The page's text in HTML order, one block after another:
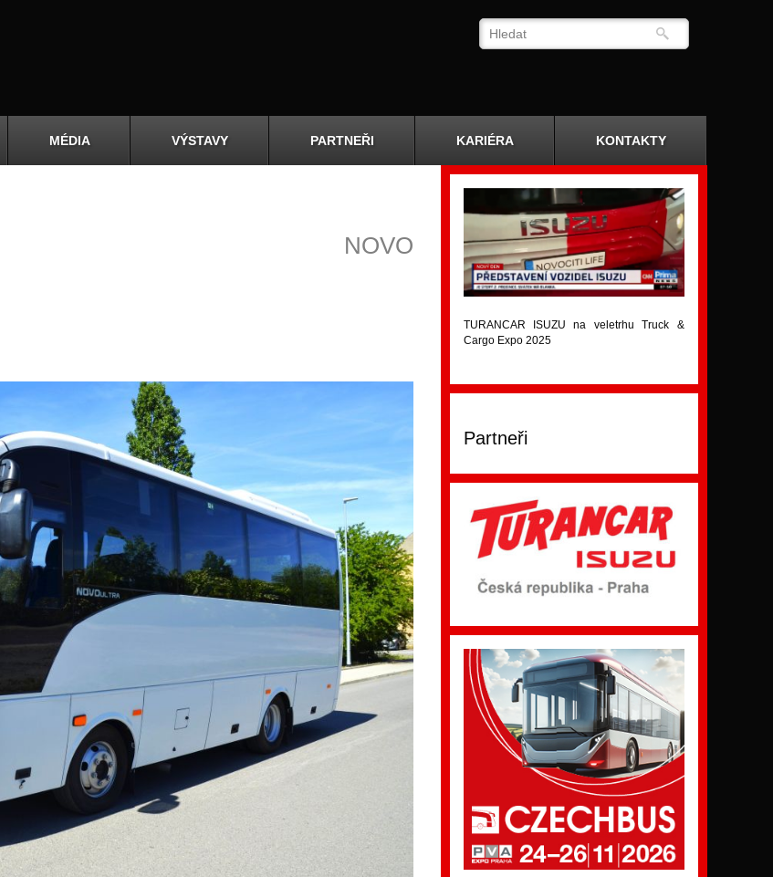
MÉDIA VÝSTAVY PARTNEŘI KARIÉRA KONTAKTY
NOVO
TURANCAR ISUZU na veletrhu Truck &
Cargo Expo 2025
Partneři